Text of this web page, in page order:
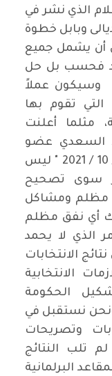
الذي نشر في
13 / 10 / 2021 ، في ديالى وبابل خطوة
أن يشمل جميع
فحسب بل حل
وسيكون عملاً
التي تقوم بها
مثلما أعلنت
السعدي عضو
المكتب السياسي للحركة في 13 / 10 / 2021 " ليس
سوى تصحيح
مظلم ومشاكل
أي نفق مظلم
الذي لا يحمد
الانتخابات
الانتخابية
الحكومة
نستقبل في
وتصريحات
تلب النتائج
البرلمانية